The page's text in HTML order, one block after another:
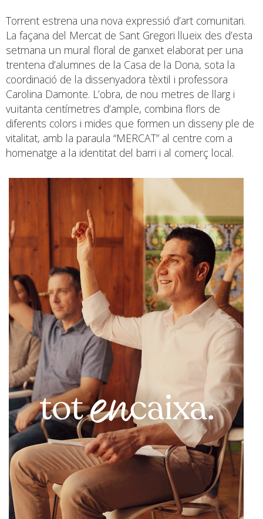
Torrent estrena una nova expressió d’art comunitari.
La façana del Mercat de Sant Gregori llueix des d’esta
setmana un mural floral de ganxet elaborat per una
trentena d’alumnes de la Casa de la Dona, sota la
coordinació de la dissenyadora tèxtil i professora
Carolina Damonte. L’obra, de nou metres de llarg i
vuitanta centímetres d’ample, combina flors de
diferents colors i mides que formen un disseny ple de
vitalitat, amb la paraula “MERCAT” al centre com a
homenatge a la identitat del barri i al comerç local.